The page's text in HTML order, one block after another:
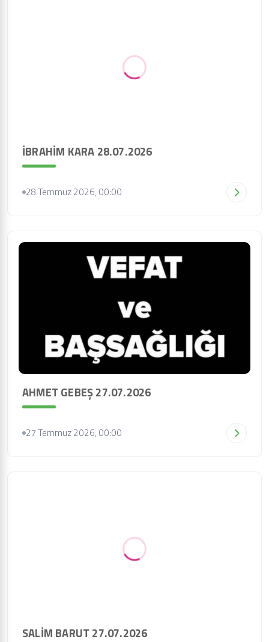
İBRAHİM KARA 28.07.2026
28 Temmuz 2026, 00:00
AHMET GEBEŞ 27.07.2026
27 Temmuz 2026, 00:00
SALİM BARUT 27.07.2026